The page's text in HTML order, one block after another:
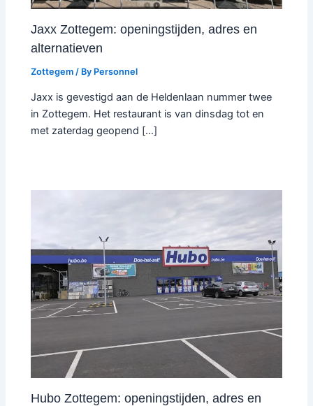
Jaxx Zottegem: openingstijden, adres en
alternatieven
Zottegem / By Personnel
Jaxx is gevestigd aan de Heldenlaan nummer twee
in Zottegem. Het restaurant is van dinsdag tot en
met zaterdag geopend […]
Hubo Zottegem: openingstijden, adres en